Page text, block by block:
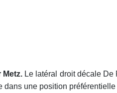
Metz.Le latéral droit décale De
dans une position